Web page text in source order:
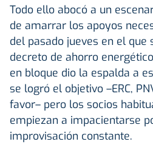
Todo ello abocó a un
de amarrar los apoyos
del pasado jueves en el
decreto de ahorro
en bloque dio la espalda a
se logró el objetivo –ERC,
favor– pero los socios
empiezan a impacientarse
improvisación constante.